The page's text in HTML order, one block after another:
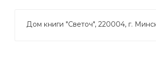
Дом книги "Светоч", 220004, г.